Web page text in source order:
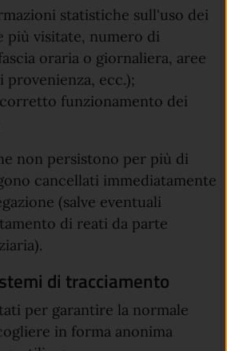
statistiche sull'uso dei
più visitate, numero di
oraria o giornaliera, aree
provenienza, ecc.);
funzionamento dei
non persistono per più di
cancellati immediatamente
(salve eventuali
di reati da parte
di tracciamento
per garantire la normale
in forma anonima